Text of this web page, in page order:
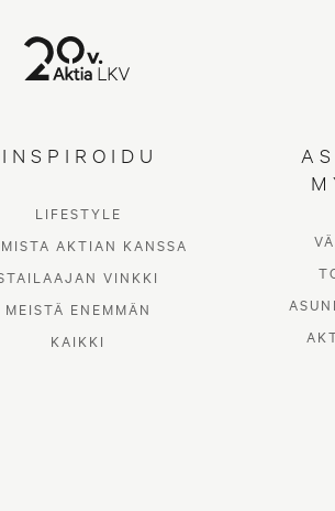
INSPIROIDU
LIFESTYLE
AKTIAN KANSSA
VINKKI
MEISTÄ ENEMMÄN
KAIKKI